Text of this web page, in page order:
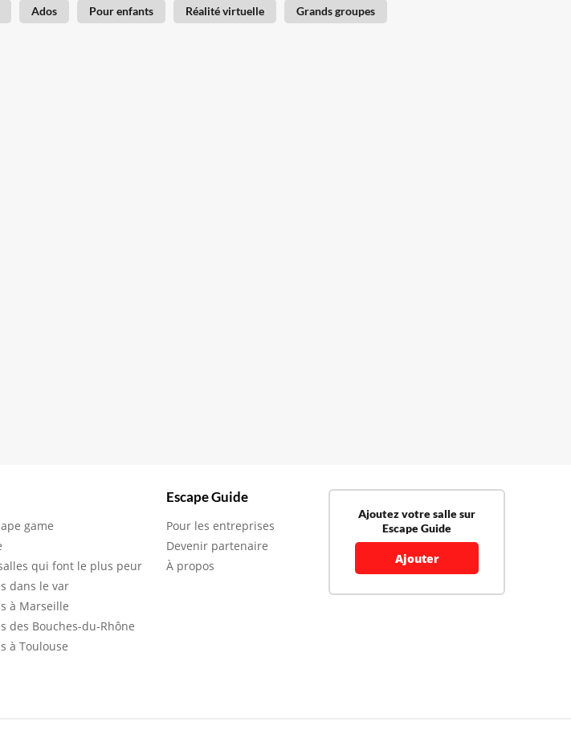
Ados Pour enfants Réalité virtuelle Grands groupes
game
qui font le plus peur
dans le var
à Marseille
des Bouches-du-Rhône
à Toulouse
Escape Guide
Pour les entreprises
Devenir partenaire
À propos
Ajoutez votre salle sur
Escape Guide
Ajouter